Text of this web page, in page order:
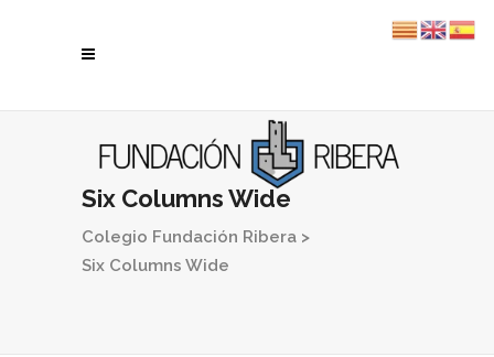
Six Columns Wide
Colegio Fundación Ribera >
Six Columns Wide